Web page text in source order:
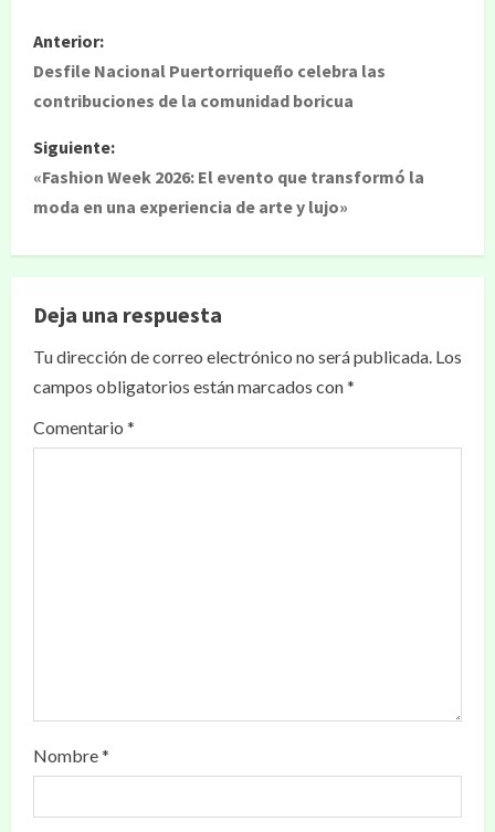
Anterior:
Desfile Nacional Puertorriqueño celebra las
contribuciones de la comunidad boricua
Siguiente:
«Fashion Week 2026: El evento que transformó la
moda en una experiencia de arte y lujo»
Deja una respuesta
Tu dirección de correo electrónico no será publicada. Los
campos obligatorios están marcados con*
Comentario *
Nombre*